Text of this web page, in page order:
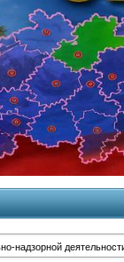
надзорной